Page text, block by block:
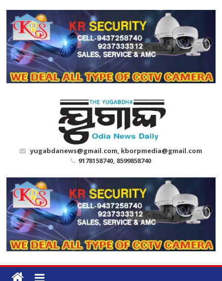
content
yugabdanews@gmail.com, kborpmedia@gmail.com
9178158740, 8599858740